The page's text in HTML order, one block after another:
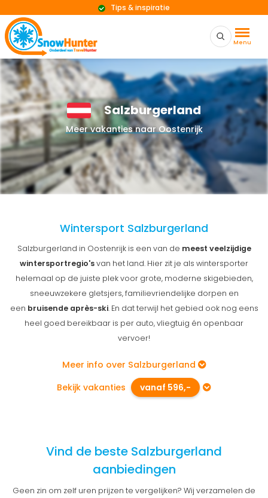
Menu
Betrouwbare reisaanbieders
Salzburgerland
Meer vakanties naar Oostenrijk
Wintersport Salzburgerland
Salzburgerland in Oostenrijk is een van de meest veelzijdige
wintersportregio'svan het land. Hier zit je als wintersporter
helemaal op de juiste plek voor grote, moderne skigebieden,
sneeuwzekere gletsjers, familievriendelijke dorpen en
een bruisende après-ski. En dat terwijl het gebied ook nog eens
heel goed bereikbaar is per auto, vliegtuig én openbaar
vervoer!
Meer info over Salzburgerland
Bekijk vakanties
vanaf 596,-
Vind de beste Salzburgerland
aanbiedingen
Geen zin om zelf uren prijzen te vergelijken? Wij verzamelen de